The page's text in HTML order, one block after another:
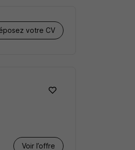
votre CV
Voir l’offre